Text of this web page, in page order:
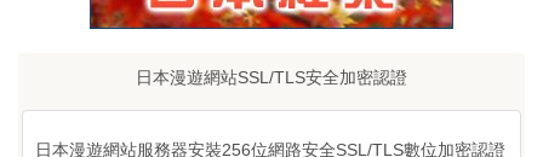
日本漫遊網站SSL/TLS安全加密認證
日本漫遊網站服務器安裝256位網路安全SSL/TLS數位加密認證